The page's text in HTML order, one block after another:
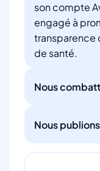
son compte
engagé à
transparence
de santé.
Nous
Nous